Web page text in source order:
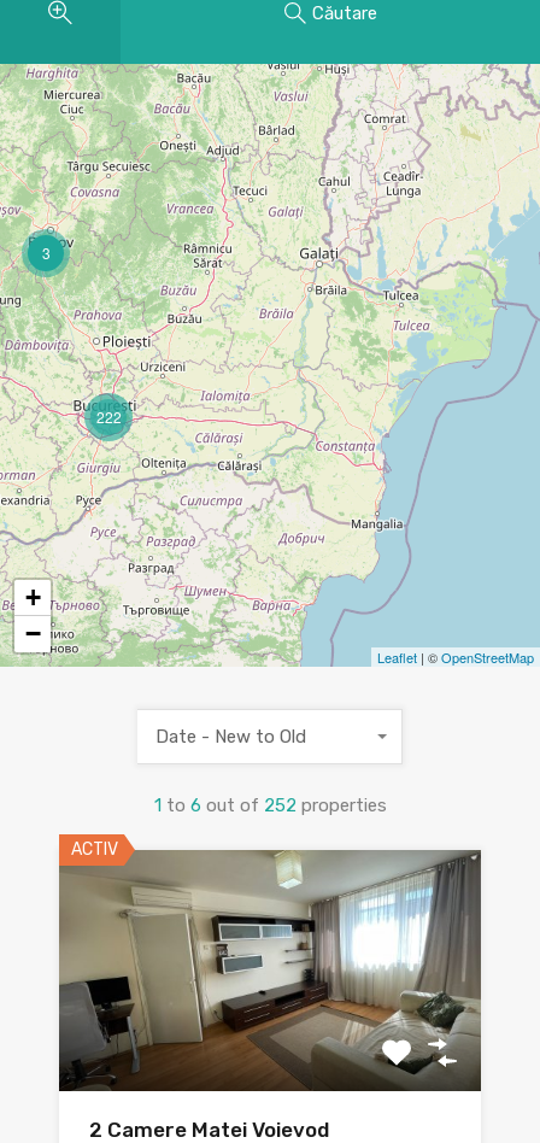
Căutare
3
222
+
−
Leaflet | ©OpenStreetMap
1 to 6 out of 252 properties
Date - New to Old
ACTIV
2 Camere Matei Voievod